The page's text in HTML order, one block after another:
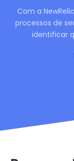
Com a
processos de
identificar